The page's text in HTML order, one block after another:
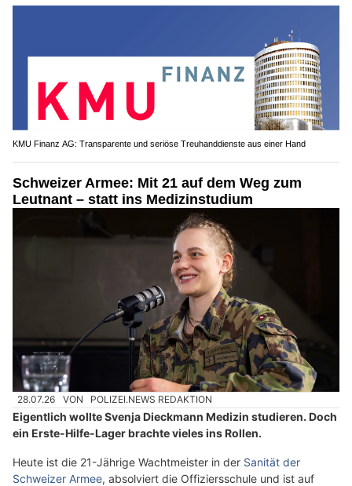
KMU Finanz AG: Transparente und seriöse Treuhanddienste aus einer Hand
Schweizer Armee: Mit 21 auf dem Weg zum
Leutnant – statt ins Medizinstudium
28.07.26 VON POLIZEI.NEWS REDAKTION
Eigentlich wollte Svenja Dieckmann Medizin studieren. Doch
ein Erste-Hilfe-Lager brachte vieles ins Rollen.
Heute ist die 21-Jährige Wachtmeister in der Sanität der
Schweizer Armee, absolviert die Offiziersschule und ist auf